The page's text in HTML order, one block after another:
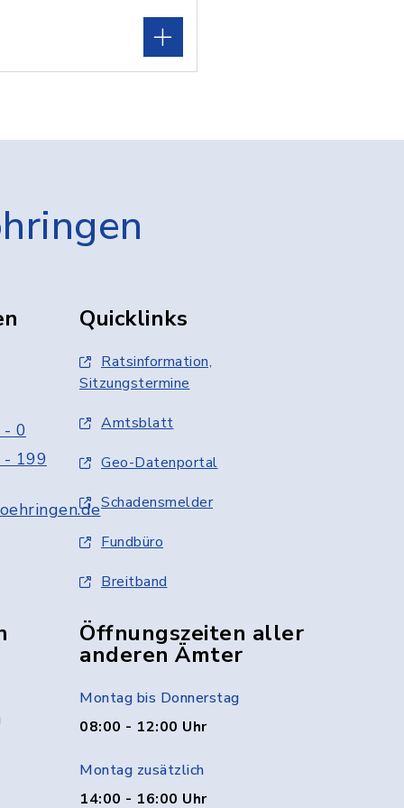
0
199
Quicklinks
Ratsinformation,
Sitzungstermine
Amtsblatt
Geo-Datenportal
Schadensmelder
Fundbüro
Breitband
Öffnungszeiten aller
anderen Ämter
Montag bis Donnerstag
08:00 - 12:00 Uhr
Montag zusätzlich
14:00 - 16:00 Uhr